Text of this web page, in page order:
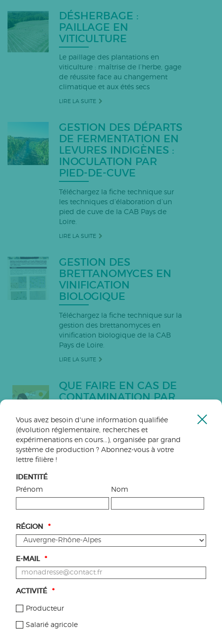
DÉSHERBAGE :
PAILLAGE EN
VITICULTURE
Le paillage des plantations en
viticulture : maîtrise de l’herbe, gage
de réussite face au changement
climatique et aux étés secs
LIRE LA SUITE
GESTION DES DÉPARTS
DE FERMENTATION EN
LEVURES INDIGÈNES :
INOCULATION PAR
PIED-DE-CUVE
Téléchargez la fiche technique sur
les techniques d’élaboration d’un
pied de cuve de la CAB Pays de
Loire.
LIRE LA SUITE
GESTION DES
BRETTANOMYCES EN
VINIFICATION
BIOLOGIQUE
Téléchargez la fiche technique sur la
gestion des brettanomyces en
vinification biologique de la CAB
Pays de Loire.
LIRE LA SUITE
QUE FAIRE EN CAS DE
CONTAMINATION PAR
Le présent kit donne des outils
concrets aux producteur-rices bio
pour obtenir une indemnisation en
COMMENT RÉDUIRE LE
DÉRIVE ?
concrets aux producteur-rices bio
pour réduire le risque de
Vous avez besoin d'une information qualifiée
(évolution réglementaire, recherches et
expérimenations en cours...), organisée par grand
système de production ? Abonnez-vous à votre
lettre filière !
IDENTITÉ
Prénom
Nom
RÉGION *
E-MAIL *
ACTIVITÉ *
Producteur
Salarié agricole